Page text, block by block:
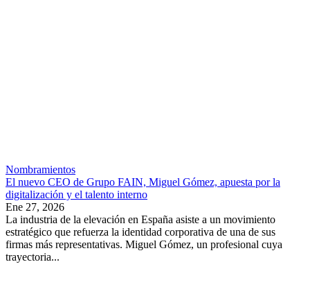
Nombramientos
El nuevo CEO de Grupo FAIN, Miguel Gómez, apuesta por la
digitalización y el talento interno
Ene 27, 2026
La industria de la elevación en España asiste a un movimiento
estratégico que refuerza la identidad corporativa de una de sus
firmas más representativas. Miguel Gómez, un profesional cuya
trayectoria...